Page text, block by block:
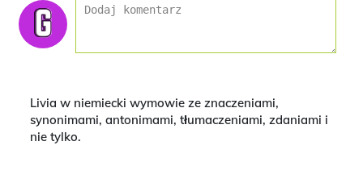
Livia w niemiecki wymowie ze znaczeniami,
synonimami, antonimami, tłumaczeniami, zdaniami i
nie tylko.